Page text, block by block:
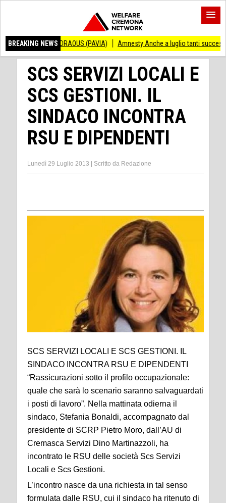
BREAKING NEWS
ANDRAOUS (PAVIA) Amnesty Anche a luglio tanti successi ed ingiustizie
SCS SERVIZI LOCALI E
SCS GESTIONI. IL
SINDACO INCONTRA
RSU E DIPENDENTI
Lunedì 29 Luglio 2013 Scritto da Redazione
SCS SERVIZI LOCALI E SCS GESTIONI. IL
SINDACO INCONTRA RSU E DIPENDENTI
“Rassicurazioni sotto il profilo occupazionale:
quale che sarà lo scenario saranno salvaguardati
i posti di lavoro”. Nella mattinata odierna il
sindaco, Stefania Bonaldi, accompagnato dal
presidente di SCRP Pietro Moro, dall’AU di
Cremasca Servizi Dino Martinazzoli, ha
incontrato le RSU delle società Scs Servizi
Locali e Scs Gestioni.
L’incontro nasce da una richiesta in tal senso
formulata dalle RSU, cui il sindaco ha ritenuto di